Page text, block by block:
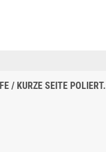
/ KURZE SEITE POLIERT.